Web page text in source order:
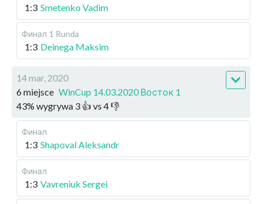
1:3 Smetenko Vadim
Финал 1 Runda
1:3 Deinega Maksim
14 mar, 2020
6 miejsce WinCup 14.03.2020 Восток 1
43% wygrywa 3 👍 vs 4👎
Финал
1:3 Shapoval Aleksandr
Финал
1:3 Vavreniuk Sergei